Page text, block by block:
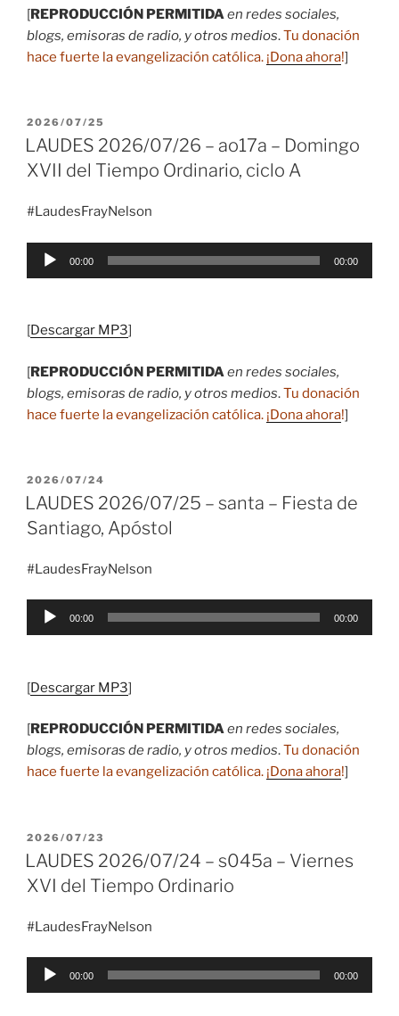
[REPRODUCCIÓN PERMITIDAen redes sociales,
blogs, emisoras de radio, y otros medios.Tu donación
hace fuerte la evangelización católica. ¡Dona ahora!]
PUBLICADO
EL
2026/07/25
LAUDES 2026/07/26 – ao17a – Domingo
XVII del Tiempo Ordinario, ciclo A
#LaudesFrayNelson
Reproductor
00:00 00:00
[Descargar MP3]
[REPRODUCCIÓN PERMITIDA en redes sociales,
blogs, emisoras de radio, y otros medios.Tu donación
hace fuerte la evangelización católica. ¡Dona ahora!]
PUBLICADO
EL
2026/07/24
LAUDES 2026/07/25 – santa – Fiesta de
Santiago, Apóstol
#LaudesFrayNelson
Reproductor
00:00 00:00
[Descargar MP3]
[REPRODUCCIÓN PERMITIDAen redes sociales,
blogs, emisoras de radio, y otros medios.Tu donación
hace fuerte la evangelización católica. ¡Dona ahora!]
PUBLICADO
EL
2026/07/23
LAUDES 2026/07/24 – s045a – Viernes
XVI del Tiempo Ordinario
#LaudesFrayNelson
Reproductor
00:00 00:00